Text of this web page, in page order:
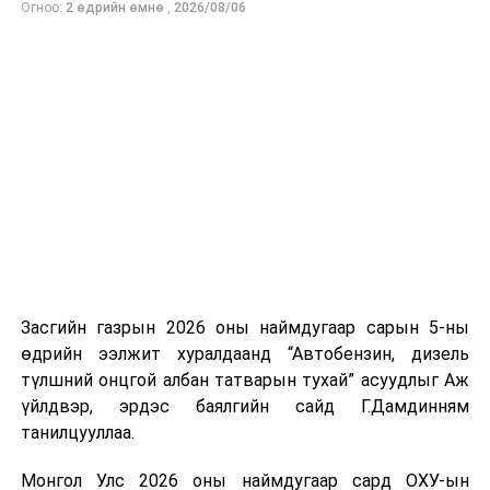
нийлүүлэлтийг тогтворжуулах хүрээнд бусад эх
Огноо: 2 өдрийн өмнө , 2026/08/06
Засгийн газрын 2026 оны наймдугаар сарын 5-ны
өдрийн ээлжит хуралдаанд “Автобензин, дизель
түлшний онцгой албан татварын тухай” асуудлыг Аж
үйлдвэр, эрдэс баялгийн сайд Г.Дамдинням
танилцууллаа.
Монгол Улс 2026 оны наймдугаар сард ОХУ-ын